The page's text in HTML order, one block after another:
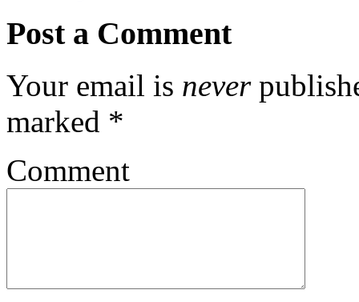
Post a Comment
Your email is never
marked *
Comment